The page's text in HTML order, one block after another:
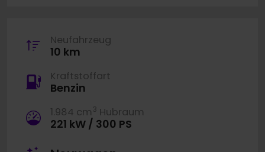
Neufahrzeug
10 km
Kraftstoffart
Benzin
1.984 cm 3 Hubraum
221 kW / 300 PS